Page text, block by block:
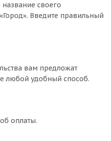
своего
Введите правильный
вам предложат
любой удобный способ.
оплаты.